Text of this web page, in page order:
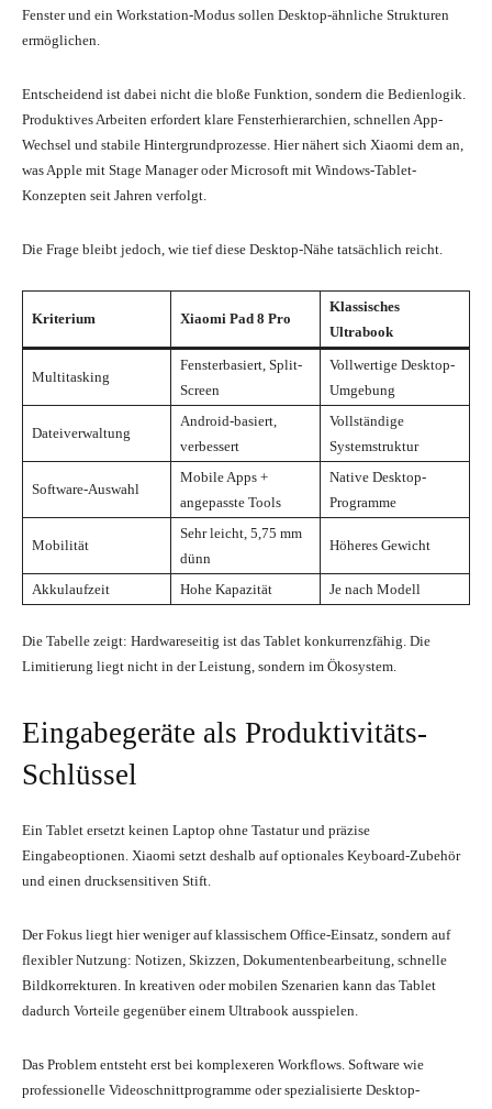
Fenster und ein Workstation-Modus sollen Desktop-ähnliche Strukturen
ermöglichen.
Entscheidend ist dabei nicht die bloße Funktion, sondern die Bedienlogik.
Produktives Arbeiten erfordert klare Fensterhierarchien, schnellen App-
Wechsel und stabile Hintergrundprozesse. Hier nähert sich Xiaomi dem an,
was Apple mit Stage Manager oder Microsoft mit Windows-Tablet-
Konzepten seit Jahren verfolgt.
Die Frage bleibt jedoch, wie tief diese Desktop-Nähe tatsächlich reicht.
Kriterium Xiaomi Pad 8 Pro
Klassisches
Ultrabook
Multitasking
Fensterbasiert, Split-
Screen
Vollwertige Desktop-
Umgebung
Dateiverwaltung
Android-basiert,
verbessert
Vollständige
Systemstruktur
Software-Auswahl
Mobile Apps +
angepasste Tools
Native Desktop-
Programme
Mobilität
Sehr leicht, 5,75 mm
dünn
Höheres Gewicht
Akkulaufzeit Hohe Kapazität Je nach Modell
Die Tabelle zeigt: Hardwareseitig ist das Tablet konkurrenzfähig. Die
Limitierung liegt nicht in der Leistung, sondern im Ökosystem.
Eingabegeräte als Produktivitäts-
Schlüssel
Ein Tablet ersetzt keinen Laptop ohne Tastatur und präzise
Eingabeoptionen. Xiaomi setzt deshalb auf optionales Keyboard-Zubehör
und einen drucksensitiven Stift.
Der Fokus liegt hier weniger auf klassischem Office-Einsatz, sondern auf
flexibler Nutzung: Notizen, Skizzen, Dokumentenbearbeitung, schnelle
Bildkorrekturen. In kreativen oder mobilen Szenarien kann das Tablet
dadurch Vorteile gegenüber einem Ultrabook ausspielen.
Das Problem entsteht erst bei komplexeren Workflows. Software wie
professionelle Videoschnittprogramme oder spezialisierte Desktop-